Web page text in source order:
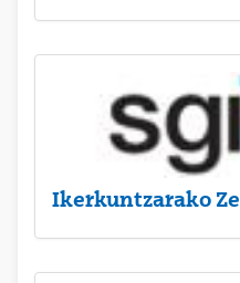
Ikerkuntzarako